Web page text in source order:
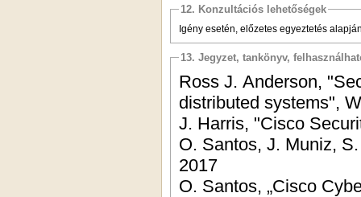
12. Konzultációs lehetőségek
Igény esetén, előzetes egyeztetés
13. Jegyzet, tankönyv,
Ross J. Anderson,
distributed systems",
J. Harris, "Cisco
O. Santos, J. Muniz,
2017
O. Santos, „Cisco